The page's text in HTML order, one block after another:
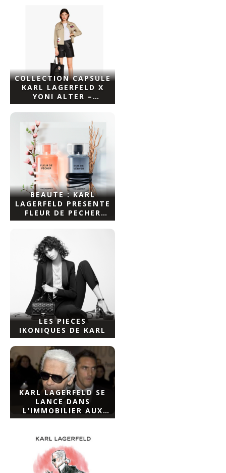
COLLECTION CAPSULE
KARL LAGERFELD X
YONI ALTER –
NADINEZVOUS
BEAUTE : KARL
LAGERFELD PRESENTE
FLEUR DE PECHER
POUR ELLE – BOIS DE
LES PIECES
IKONIQUES DE KARL
KARL LAGERFELD SE
LANCE DANS
L’IMMOBILIER AUX
USA